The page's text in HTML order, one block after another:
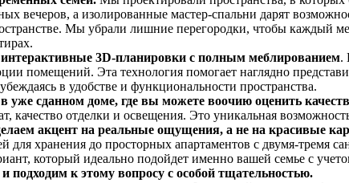
вечеров, а изолированные мастер-спальни дарят
Мы убрали лишние перегородки, чтобы каждый
3D-планировки с полным меблированием.
помещений. Эта технология помогает наглядно
в удобстве и функциональности пространства.
уже сданном доме, где вы можете воочию оценить
качество отделки и освещения. Это уникальная
акцент на реальные ощущения, а не на красивые
хранения до просторных апартаментов с двумя-тремя
который идеально подойдет именно вашей семье с
подходим к этому вопросу с особой тщательностью.